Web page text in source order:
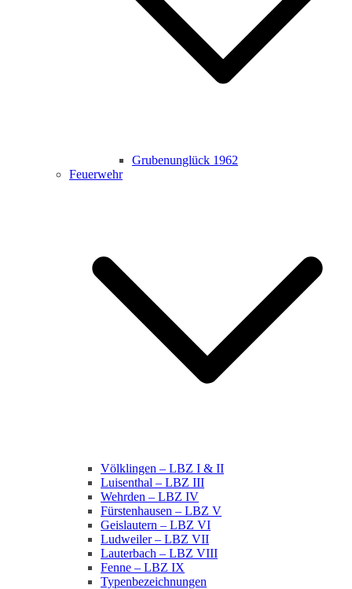
Grubenunglück 1962
Feuerwehr
Völklingen – LBZ I & II
Luisenthal – LBZ III
Wehrden – LBZ IV
Fürstenhausen – LBZ V
Geislautern – LBZ VI
Ludweiler – LBZ VII
Lauterbach – LBZ VIII
Fenne – LBZ IX
Typenbezeichnungen